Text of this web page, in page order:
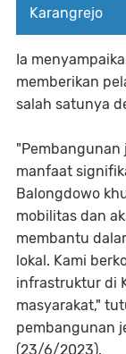
Karangrejo
Ia
memberikan
salah satunya
"Pembangunan
manfaat
Balongdowo
mobilitas dan
membantu
lokal. Kami
infrastruktur di
masyarakat,"
pembangunan
(23/6/2023).